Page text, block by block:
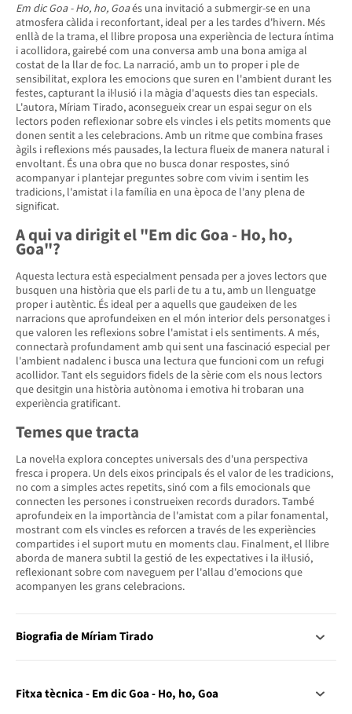
Em dic Goa - Ho, ho, Goaés una invitació a submergir-se en una
atmosfera càlida i reconfortant, ideal per a les tardes d'hivern. Més
enllà de la trama, el llibre proposa una experiència de lectura íntima
i acollidora, gairebé com una conversa amb una bona amiga al
costat de la llar de foc. La narració, amb un to proper i ple de
sensibilitat, explora les emocions que suren en l'ambient durant les
festes, capturant la il·lusió i la màgia d'aquests dies tan especials.
L'autora, Míriam Tirado, aconsegueix crear un espai segur on els
lectors poden reflexionar sobre els vincles i els petits moments que
donen sentit a les celebracions. Amb un ritme que combina frases
àgils i reflexions més pausades, la lectura flueix de manera natural i
envoltant. És una obra que no busca donar respostes, sinó
acompanyar i plantejar preguntes sobre com vivim i sentim les
tradicions, l'amistat i la família en una època de l'any plena de
significat.
A qui va dirigit el "Em dic Goa - Ho, ho,
Goa"?
Aquesta lectura està especialment pensada per a joves lectors que
busquen una història que els parli de tu a tu, amb un llenguatge
proper i autèntic. És ideal per a aquells que gaudeixen de les
narracions que aprofundeixen en el món interior dels personatges i
que valoren les reflexions sobre l'amistat i els sentiments. A més,
connectarà profundament amb qui sent una fascinació especial per
l'ambient nadalenc i busca una lectura que funcioni com un refugi
acollidor. Tant els seguidors fidels de la sèrie com els nous lectors
que desitgin una història autònoma i emotiva hi trobaran una
experiència gratificant.
Temes que tracta
La novel·la explora conceptes universals des d'una perspectiva
fresca i propera. Un dels eixos principals és el valor de les tradicions,
no com a simples actes repetits, sinó com a fils emocionals que
connecten les persones i construeixen records duradors. També
aprofundeix en la importància de l'amistat com a pilar fonamental,
mostrant com els vincles es reforcen a través de les experiències
compartides i el suport mutu en moments clau. Finalment, el llibre
aborda de manera subtil la gestió de les expectatives i la il·lusió,
reflexionant sobre com naveguem per l'allau d'emocions que
acompanyen les grans celebracions.
Biografia de Míriam Tirado
Fitxa tècnica - Em dic Goa - Ho, ho, Goa